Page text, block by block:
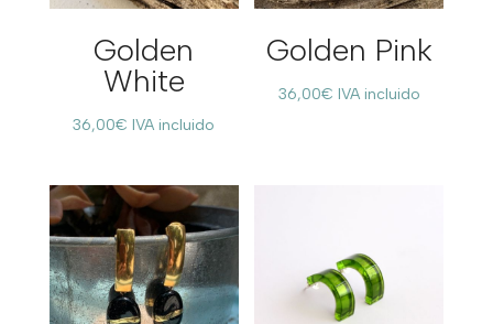
Golden
White
36,00€ IVA incluido
Golden Pink
36,00€ IVA incluido